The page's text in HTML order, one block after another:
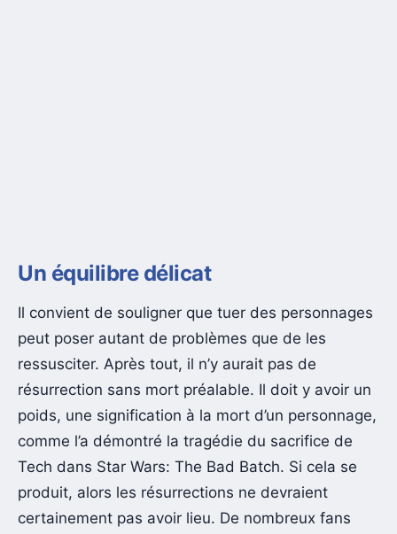
Un équilibre délicat
Il convient de souligner que tuer des personnages
peut poser autant de problèmes que de les
ressusciter. Après tout, il n’y aurait pas de
résurrection sans mort préalable. Il doit y avoir un
poids, une signification à la mort d’un personnage,
comme l’a démontré la tragédie du sacrifice de
Tech dans Star Wars: The Bad Batch. Si cela se
produit, alors les résurrections ne devraient
certainement pas avoir lieu. De nombreux fans